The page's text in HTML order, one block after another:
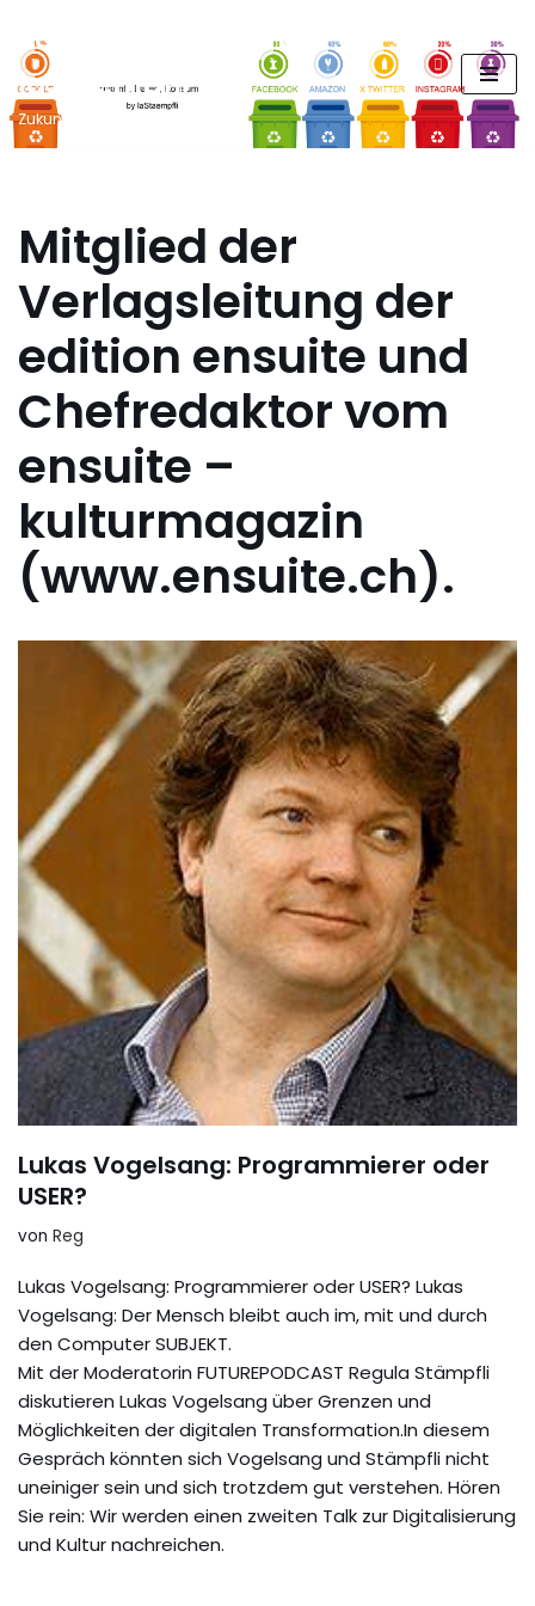
Zum
Inhalt
springen
FUTURE PODCAST by
laStaempfli
Zukunft, Daten, Konsum
Mitglied der
Verlagsleitung der
edition ensuite und
Chefredaktor vom
ensuite –
kulturmagazin
(www.ensuite.ch).
Lukas Vogelsang: Programmierer oder
USER?
von Reg
Lukas Vogelsang: Programmierer oder USER? Lukas
Vogelsang: Der Mensch bleibt auch im, mit und durch
den Computer SUBJEKT.
Mit der Moderatorin FUTUREPODCAST Regula Stämpfli
diskutieren Lukas Vogelsang über Grenzen und
Möglichkeiten der digitalen Transformation.In diesem
Gespräch könnten sich Vogelsang und Stämpfli nicht
uneiniger sein und sich trotzdem gut verstehen. Hören
Sie rein: Wir werden einen zweiten Talk zur Digitalisierung
und Kultur nachreichen.